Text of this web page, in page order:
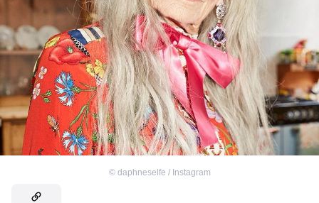
© daphneselfe / Instagram